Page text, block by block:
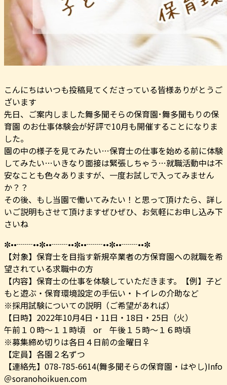
こんにちはいつも投稿見てくださっている皆様ありがとうご
ざいます
先日、ご案内しました舞多聞そらの保育園･舞多聞もりの保
育園 のお仕事体験会が好評で10月も開催することになりま
した。
園の中の様子を見てみたい…保育士の仕事を始める前に体験
してみたい…いきなり面接は緊張しちゃう…就職活動中は不
安なことも色々ありますが、一度お試しで入ってみません
か？？
その後、もし当園で働いてみたい！と思って頂けたら、詳し
いご説明もさせて頂けますぜひぜひ、お気軽にお申し込み下
さいね
✼••┈┈••✼••┈┈••✼••┈┈••✼••┈┈••✼
【対象】保育士を目指す新規卒業者の方保育園への就職を希
望されている求職中の方️
【内容】保育士の仕事を体験していただきます。【例】子ど
もと遊ぶ・保育環境設定の手伝い・トイレの介助など
※採用試験についての説明（ご希望があれば）️
【日時】2022年10月4日・11日・18日・25日（火）
午前１０時～１１時頃 or 午後１５時～１６時頃
※募集締め切りは各日４日前の金曜日‍♀️
【定員】各園２名ずつ
【連絡先】078-785-6614(舞多聞そらの保育園・はやし)Info
＠soranohoikuen.com